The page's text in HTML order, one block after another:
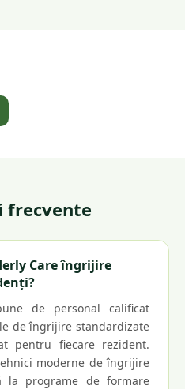
Care îngrijire
de personal calificat
de îngrijire standardizate
pentru fiecare rezident.
moderne de îngrijire
la programe de formare